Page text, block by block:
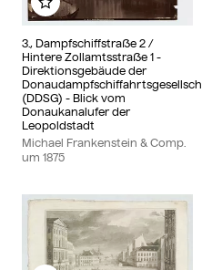
3., Dampfschiffstraße 2 /
Hintere Zollamtsstraße 1 -
Direktionsgebäude der
(DDSG) - Blick vom
Donaukanalufer der
Leopoldstadt
Michael Frankenstein & Comp.
um 1875
Zu meinem Album